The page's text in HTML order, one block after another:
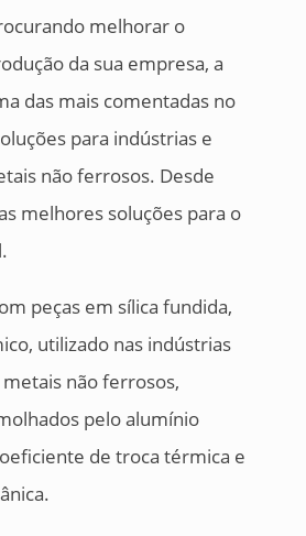
melhorar o
da sua empresa, a
das mais comentadas no
para indústrias e
não ferrosos. Desde
melhores soluções para o
peças em sílica fundida,
utilizado nas indústrias
não ferrosos,
pelo alumínio
de troca térmica e